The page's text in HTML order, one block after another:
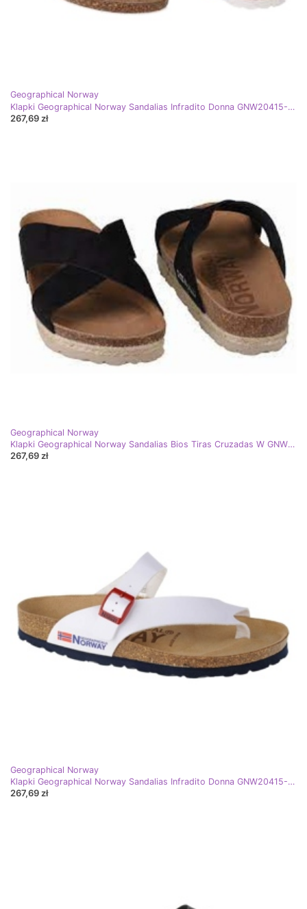
Geographical Norway
Klapki Geographical Norway Sandalias Infradito Donna GNW20415-35 czarne
267,69 zł
Geographical Norway
Klapki Geographical Norway Sandalias Bios Tiras Cruzadas W GNW20411-01 czarne
267,69 zł
Geographical Norway
Klapki Geographical Norway Sandalias Infradito Donna GNW20415-34 białe
267,69 zł